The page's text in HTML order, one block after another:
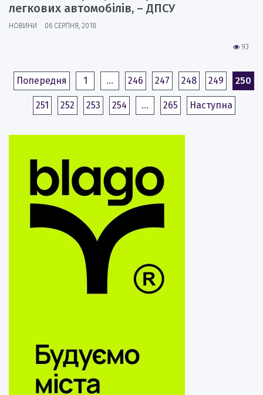
легкових автомобілів, – ДПСУ
НОВИНИ 06 СЕРПНЯ, 2018
93
Попередня 1 … 246 247 248 249 250
251 252 253 254 … 265 Наступна